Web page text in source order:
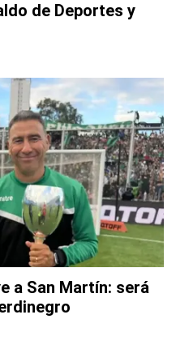
de Deportes y
a San Martín: será